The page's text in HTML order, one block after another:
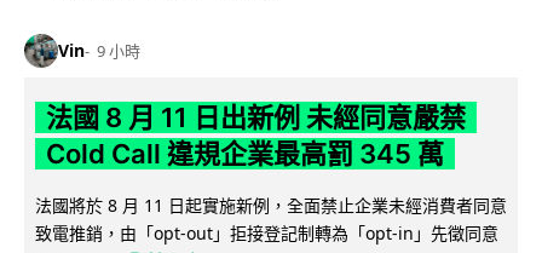
Vin 9 小時
法國 8 月 11 日出新例 未經同意嚴禁
Cold Call 違規企業最高罰 345 萬
法國將於 8 月 11 日起實施新例，全面禁止企業未經消費者同意
致電推銷，由「opt-out」拒接登記制轉為「opt-in」先徵同意